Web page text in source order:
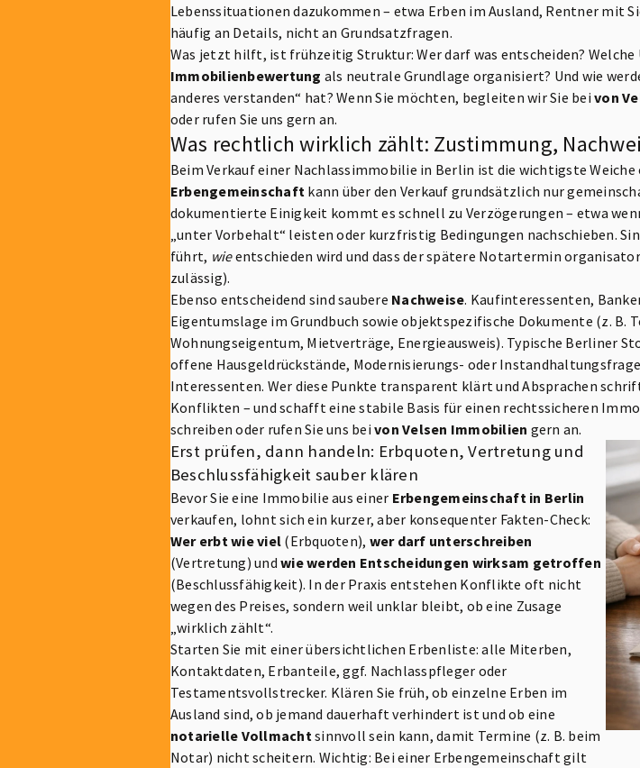
Lebenssituationen dazukommen – etwa Erben im Ausland, Rentner mit
häufig an Details, nicht an Grundsatzfragen.
Was jetzt hilft, ist frühzeitig Struktur: Wer darf was entscheiden? Welche
Immobilienbewertung als neutrale Grundlage organisiert? Und wie
anderes verstanden“ hat? Wenn Sie möchten, begleiten wir Sie beivon
oder rufen Sie uns gern an.
Was rechtlich wirklich zählt: Zustimmung,
Beim Verkauf einer Nachlassimmobilie in Berlin ist die wichtigste
Erbengemeinschaft kann über den Verkauf grundsätzlich nur
dokumentierte Einigkeit kommt es schnell zu Verzögerungen – etwa
„unter Vorbehalt“ leisten oder kurzfristig Bedingungen nachschieben.
führt, wieentschieden wird und dass der spätere Notartermin
zulässig).
Ebenso entscheidend sind saubere Nachweise. Kaufinteressenten,
Eigentumslage im Grundbuch sowie objektspezifische Dokumente (z.
Wohnungseigentum, Mietverträge, Energieausweis). Typische Berliner
offene Hausgeldrückstände, Modernisierungs- oder
Interessenten. Wer diese Punkte transparent klärt und Absprachen
Konflikten – und schafft eine stabile Basis für einen rechtssicheren
schreiben oder rufen Sie uns beivon Velsen Immobilien gern an.
Erst prüfen, dann handeln: Erbquoten, Vertretung und
Beschlussfähigkeit sauber klären
Bevor Sie eine Immobilie aus einer Erbengemeinschaft in Berlin
verkaufen, lohnt sich ein kurzer, aber konsequenter Fakten-Check:
Wer erbt wie viel (Erbquoten), wer darf unterschreiben
(Vertretung) undwie werden Entscheidungen wirksam getroffen
(Beschlussfähigkeit). In der Praxis entstehen Konflikte oft nicht
wegen des Preises, sondern weil unklar bleibt, ob eine Zusage
„wirklich zählt“.
Starten Sie mit einer übersichtlichen Erbenliste: alle Miterben,
Kontaktdaten, Erbanteile, ggf. Nachlasspfleger oder
Testamentsvollstrecker. Klären Sie früh, ob einzelne Erben im
Ausland sind, ob jemand dauerhaft verhindert ist und ob eine
notarielle Vollmacht sinnvoll sein kann, damit Termine (z. B. beim
Notar) nicht scheitern. Wichtig: Bei einer Erbengemeinschaft gilt